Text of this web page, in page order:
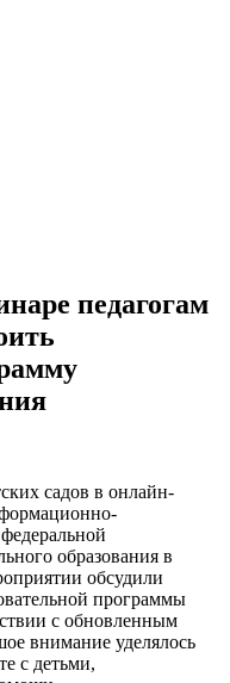
педагогам
садов в онлайн-
образования в
обсудили
программы
с обновленным
внимание уделялось
с детьми,